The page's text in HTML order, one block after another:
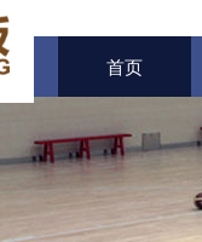
首页